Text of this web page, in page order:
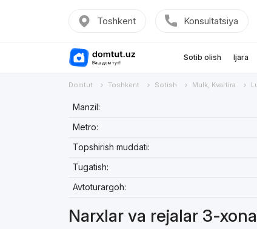
Toshkent Konsultatsiya
Sotib olish Ijara
Domtut Toshkent Sotish Mulk, Kvartira
Manzil:
Metro:
Topshirish muddati:
Tugatish:
Avtoturargoh:
Narxlar va rejalar 3-